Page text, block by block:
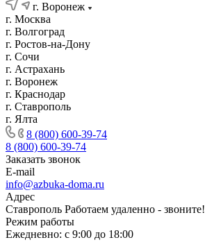
г. Воронеж
г. Москва
г. Волгоград
г. Ростов-на-Дону
г. Сочи
г. Астрахань
г. Воронеж
г. Краснодар
г. Ставрополь
г. Ялта
8 (800) 600-39-74
8 (800) 600-39-74
Заказать звонок
E-mail
info@azbuka-doma.ru
Адрес
Ставрополь Работаем удаленно - звоните!
Режим работы
Ежедневно: с 9:00 до 18:00